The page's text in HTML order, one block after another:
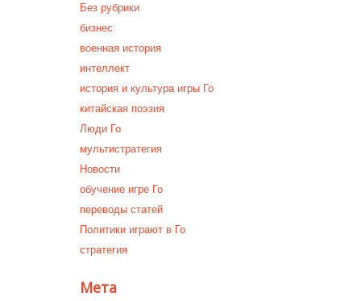
Без рубрики
бизнес
военная история
интеллект
история и культура игры Го
китайская поэзия
Люди Го
мультистратегия
Новости
обучение игре Го
переводы статей
Политики играют в Го
стратегия
Мета